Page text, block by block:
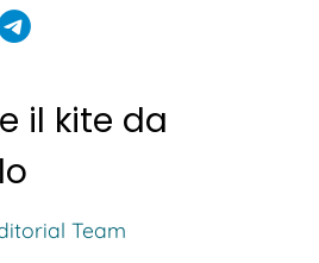
il kite da
Team